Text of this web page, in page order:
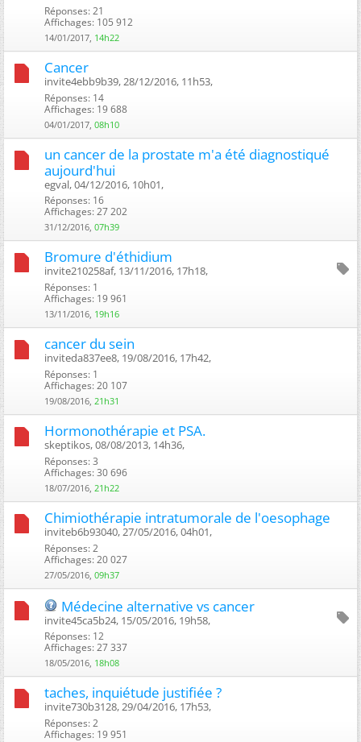
Réponses: 21
Affichages: 105 912
14/01/2017, 14h22
Cancer
invite4ebb9b39, 28/12/2016, 11h53, ‎
Réponses: 14
Affichages: 19 688
04/01/2017, 08h10
un cancer de la prostate m'a été diagnostiqué
aujourd'hui
egval, 04/12/2016, 10h01, ‎
Réponses: 16
Affichages: 27 202
31/12/2016, 07h39
Bromure d'éthidium
invite210258af, 13/11/2016, 17h18, ‎
Réponses: 1
Affichages: 19 961
13/11/2016, 19h16
cancer du sein
inviteda837ee8, 19/08/2016, 17h42, ‎
Réponses: 1
Affichages: 20 107
19/08/2016, 21h31
Hormonothérapie et PSA.
skeptikos, 08/08/2013, 14h36, ‎
Réponses: 3
Affichages: 30 696
18/07/2016, 21h22
Chimiothérapie intratumorale de l'oesophage
inviteb6b93040, 27/05/2016, 04h01, ‎
Réponses: 2
Affichages: 20 027
27/05/2016, 09h37
Médecine alternative vs cancer
invite45ca5b24, 15/05/2016, 19h58, ‎
Réponses: 12
Affichages: 27 337
18/05/2016, 18h08
taches, inquiétude justifiée ?
invite730b3128, 29/04/2016, 17h53, ‎
Réponses: 2
Affichages: 19 951